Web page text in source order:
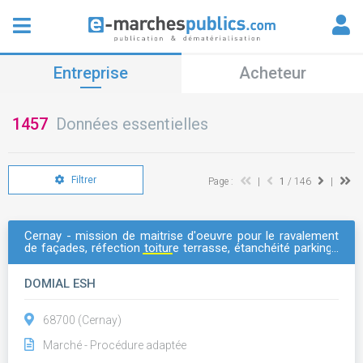
Entreprise Acheteur
1457 Données essentielles
Filtrer Page : 1 / 146
Cernay - mission de maitrise d'oeuvre pour le ravalement
de façades, réfection toiture terrasse, étanchéité parkings
DOMIAL ESH
68700 (Cernay)
Marché - Procédure adaptée